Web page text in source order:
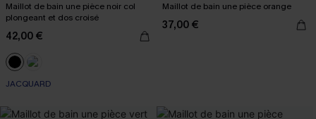
Maillot de bain une pièce noir col
plongeant et dos croisé
42,00 €
JACQUARD
Maillot de bain une pièce orange
37,00 €